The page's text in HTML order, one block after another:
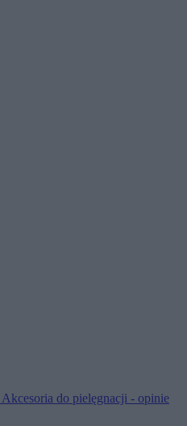
Akcesoria do pielęgnacji - opinie